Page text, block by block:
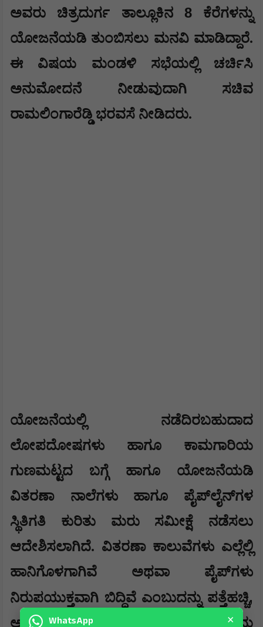
ಅವರು ಚಿತ್ರದುರ್ಗ ತಾಲ್ಲೂಕಿನ 8ಕೆರೆಗಳನ್ನು
ಯೋಜನೆಯಡಿ ತುಂಬಿಸಲು ಮನವಿ ಮಾಡಿದ್ದಾರೆ.
ಈ ವಿಷಯ ಮಂಡಳಿ ಸಭೆಯಲ್ಲಿ ಚರ್ಚಿಸಿ
ಅನುಮೋದನೆ ನೀಡುವುದಾಗಿ ಸಚಿವ
ರಾಮಲಿಂಗಾರೆಡ್ಡಿ ಭರವಸೆ ನೀಡಿದರು.
ಯೋಜನೆಯಲ್ಲಿ ನಡೆದಿರಬಹುದಾದ
ಲೋಪದೋಷಗಳು ಹಾಗೂ ಕಾಮಗಾರಿಯ
ಗುಣಮಟ್ಟದ ಬಗ್ಗೆ ಹಾಗೂ ಯೋಜನೆಯಡಿ
ವಿತರಣಾ ನಾಲೆಗಳು ಹಾಗೂ ಪೈಪ್‌ಲೈನ್‌ಗಳ
ಸ್ಥಿತಿಗತಿ ಕುರಿತು ಮರು ಸಮೀಕ್ಷೆ ನಡೆಸಲು
ಆದೇಶಿಸಲಾಗಿದೆ. ವಿತರಣಾ ಕಾಲುವೆಗಳು ಎಲ್ಲೆಲ್ಲಿ
ಹಾನಿಗೊಳಗಾಗಿವೆ ಅಥವಾ ಪೈಪ್‌ಗಳು
ನಿರುಪಯುಕ್ತವಾಗಿ ಬಿದ್ದಿವೆ ಎಂಬುದನ್ನು ಪತ್ತೆಹಚ್ಚಿ,
ಅವುಗಳನ್ನು ದುರಸ್ತಿಗೊಳಿಸಲು ಅಗತ್ಯ ಕ್ರಮ
WhatsApp ×